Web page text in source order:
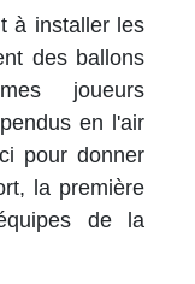
à installer les
des ballons
joueurs
en l'air
pour donner
la première
de la